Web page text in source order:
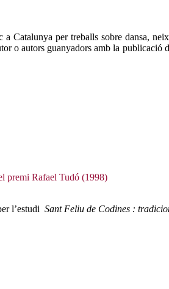
Catalunya per treballs sobre dansa,
o autors guanyadors amb la publicació
premi Rafael Tudó (1998)
l’estudi Sant Feliu de Codines :